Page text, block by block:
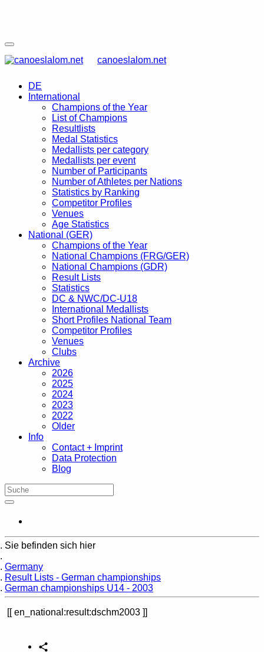
canoeslalom.net
DE
International
Champions of the Year
List of Champions
Resultlists
Medal Statistics
Medallists per category
Medallists per event
Number of Participants
Number of Athletes per Nations
Statistics by Ranking
Competitor Profiles
Venues
Age Statistics
National (GER)
Champions of the Year
National Champions (FRG/GER)
National Champions (GDR)
Result Lists
Statistics
DC & NWC/DC-U18
International Medallists
Short Profiles National Team
Competitor Profiles
Venues
Clubs
Archive
2026
2025
2024
2023
2022
Older
Info
Contact + Imprint
Data Protection
Blog
Sie befinden sich hier
Germany
Result Lists - German championships
German championships U14 - 2003
en_national:result:dschm2003